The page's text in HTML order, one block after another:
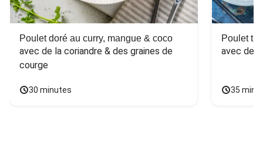
Poulet doré au curry, mangue & coco
avec de la coriandre & des graines de
courge
30 minutes
Poulet
avec des
35